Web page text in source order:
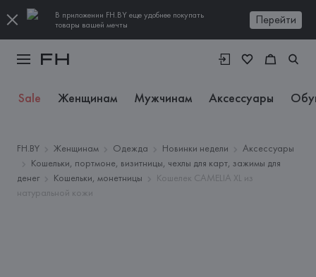
В приложении FH.BY еще удобнее покупать
товары вашей мечты
Перейти
Sale Женщинам Мужчинам Аксессуары
FH.BY Женщинам Одежда Новинки недели
Аксессуары
Кошельки, портмоне, визитницы, чехлы для карт, зажимы для
денег
Кошельки, монетницы
Кошелек CAMELIA XL из
натуральной кожи